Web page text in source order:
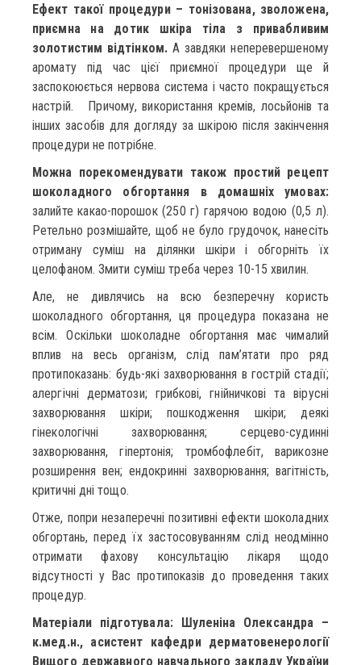
Ефект такої процедури – тонізована, зволожена,
приємна на дотик шкіра тіла з привабливим
золотистим відтінком.А завдяки неперевершеному
аромату під час цієї приємної процедури ще й
заспокоюється нервова система і часто покращується
настрій. Причому, використання кремів, лосьйонів та
інших засобів для догляду за шкірою після закінчення
процедури не потрібне.
Можна порекомендувати також простий рецепт
шоколадного обгортання в домашніх умовах:
залийте какао-порошок (250 г) гарячою водою (0,5 л).
Ретельно розмішайте, щоб не було грудочок, нанесіть
отриману суміш на ділянки шкіри і обгорніть їх
целофаном. Змити суміш треба через 10-15 хвилин.
Але, не дивлячись на всю безперечну користь
шоколадного обгортання, ця процедура показана не
всім. Оскільки шоколадне обгортання має чималий
вплив на весь організм, слід пам’ятати про ряд
протипоказань: будь-які захворювання в гострій стадії;
алергічні дерматози; грибкові, гнійничкові та вірусні
захворювання шкіри; пошкодження шкіри; деякі
гінекологічні захворювання; серцево-судинні
захворювання, гіпертонія; тромбофлебіт, варикозне
розширення вен; ендокринні захворювання; вагітність,
критичні дні тощо.
Отже, попри незаперечні позитивні ефекти шоколадних
обгортань, перед їх застосовуванням слід неодмінно
отримати фахову консультацію лікаря щодо
відсутності у Вас протипоказів до проведення таких
процедур.
Матеріали підготувала: Шуленіна Олександра –
к.мед.н., асистент кафедри дерматовенерології
Вищого державного навчального закладу України